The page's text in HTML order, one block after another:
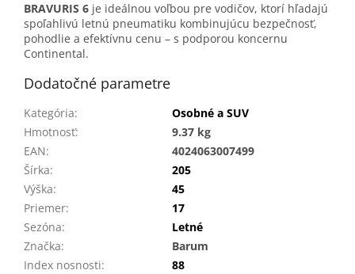
BRAVURIS 6 je ideálnou voľbou pre vodičov, ktorí hľadajú
spoľahlivú letnú pneumatiku kombinujúcu bezpečnosť,
pohodlie a efektívnu cenu – s podporou koncernu
Continental.
Dodatočné parametre
Kategória:
Osobné a SUV
Hmotnosť:
9.37 kg
EAN:
4024063007499
Šírka:
205
Výška:
45
Priemer:
17
Sezóna:
Letné
Značka:
Barum
Index nosnosti:
88